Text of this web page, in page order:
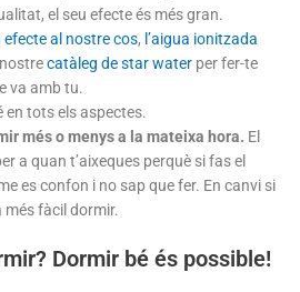
el seu efecte és més gran.
efecte al nostre cos, l’aigua ionitzada
catàleg de star waterper fer-te
va amb tu.
en tots els aspectes.
més o menys a la mateixa hora. El
a quan t’aixeques perquè si fas el
es confon i no sap que fer. En canvi si
fàcil dormir.
Dormir bé és possible!